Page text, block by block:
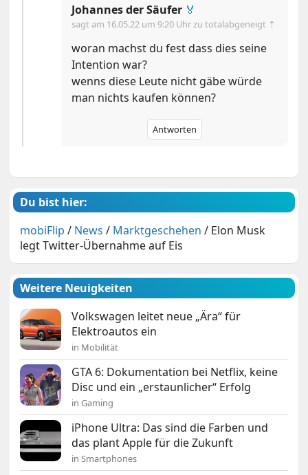
Johannes der Säufer 🏅
sagt am 16.05.22 um 9:20 Uhrzu totalabgeneigt ⇡
woran machst du fest dass dies seine
Intention war?
wenns diese Leute nicht gäbe würde
man nichts kaufen können?
Antworten
Du bist hier:
mobiFlip / News / Marktgeschehen / Elon Musk
legt Twitter-Übernahme auf Eis
Weitere Neuigkeiten
Volkswagen leitet neue „Ära“ für
Elektroautos ein
in Mobilität
GTA 6: Dokumentation bei Netflix, keine
Disc und ein „erstaunlicher“ Erfolg
in Gaming
iPhone Ultra: Das sind die Farben und
das plant Apple für die Zukunft
in Smartphones